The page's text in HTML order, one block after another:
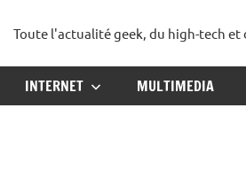
lebloggadget
Toute l'actualité geek, du high-tech et
INTERNET MULTIMEDIA